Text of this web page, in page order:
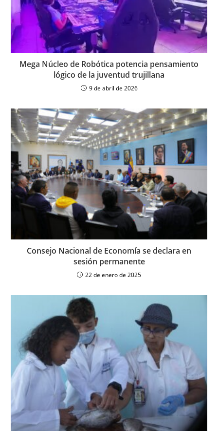
Mega Núcleo de Robótica potencia pensamiento
lógico de la juventud trujillana
9 de abril de 2026
Consejo Nacional de Economía se declara en
sesión permanente
22 de enero de 2025